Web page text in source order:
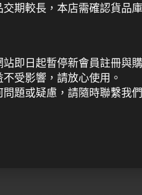
期較長，本店需確認貨品
即日起暫停新會員註冊與
受影響，請放心使用。
題或疑慮，請隨時聯繫我